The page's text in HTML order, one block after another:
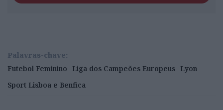
Palavras-chave:
Futebol Feminino
Liga dos Campeões Europeus Lyon
Sport Lisboa e Benfica